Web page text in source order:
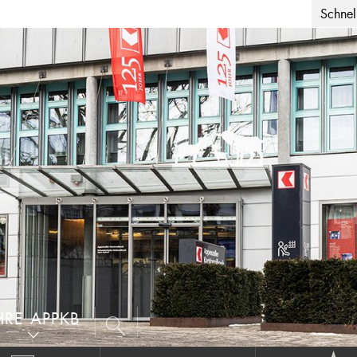
APPKB